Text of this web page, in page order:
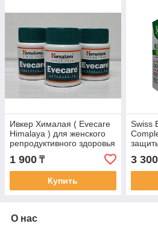
Ивкер Хималая ( Evecare
Himalaya ) для женского
репродуктивного здоровья
30 капсул
1 900 ₸
Купить
Swiss
3 300
О нас